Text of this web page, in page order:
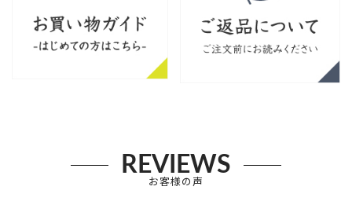
REVIEWS
お客様の声